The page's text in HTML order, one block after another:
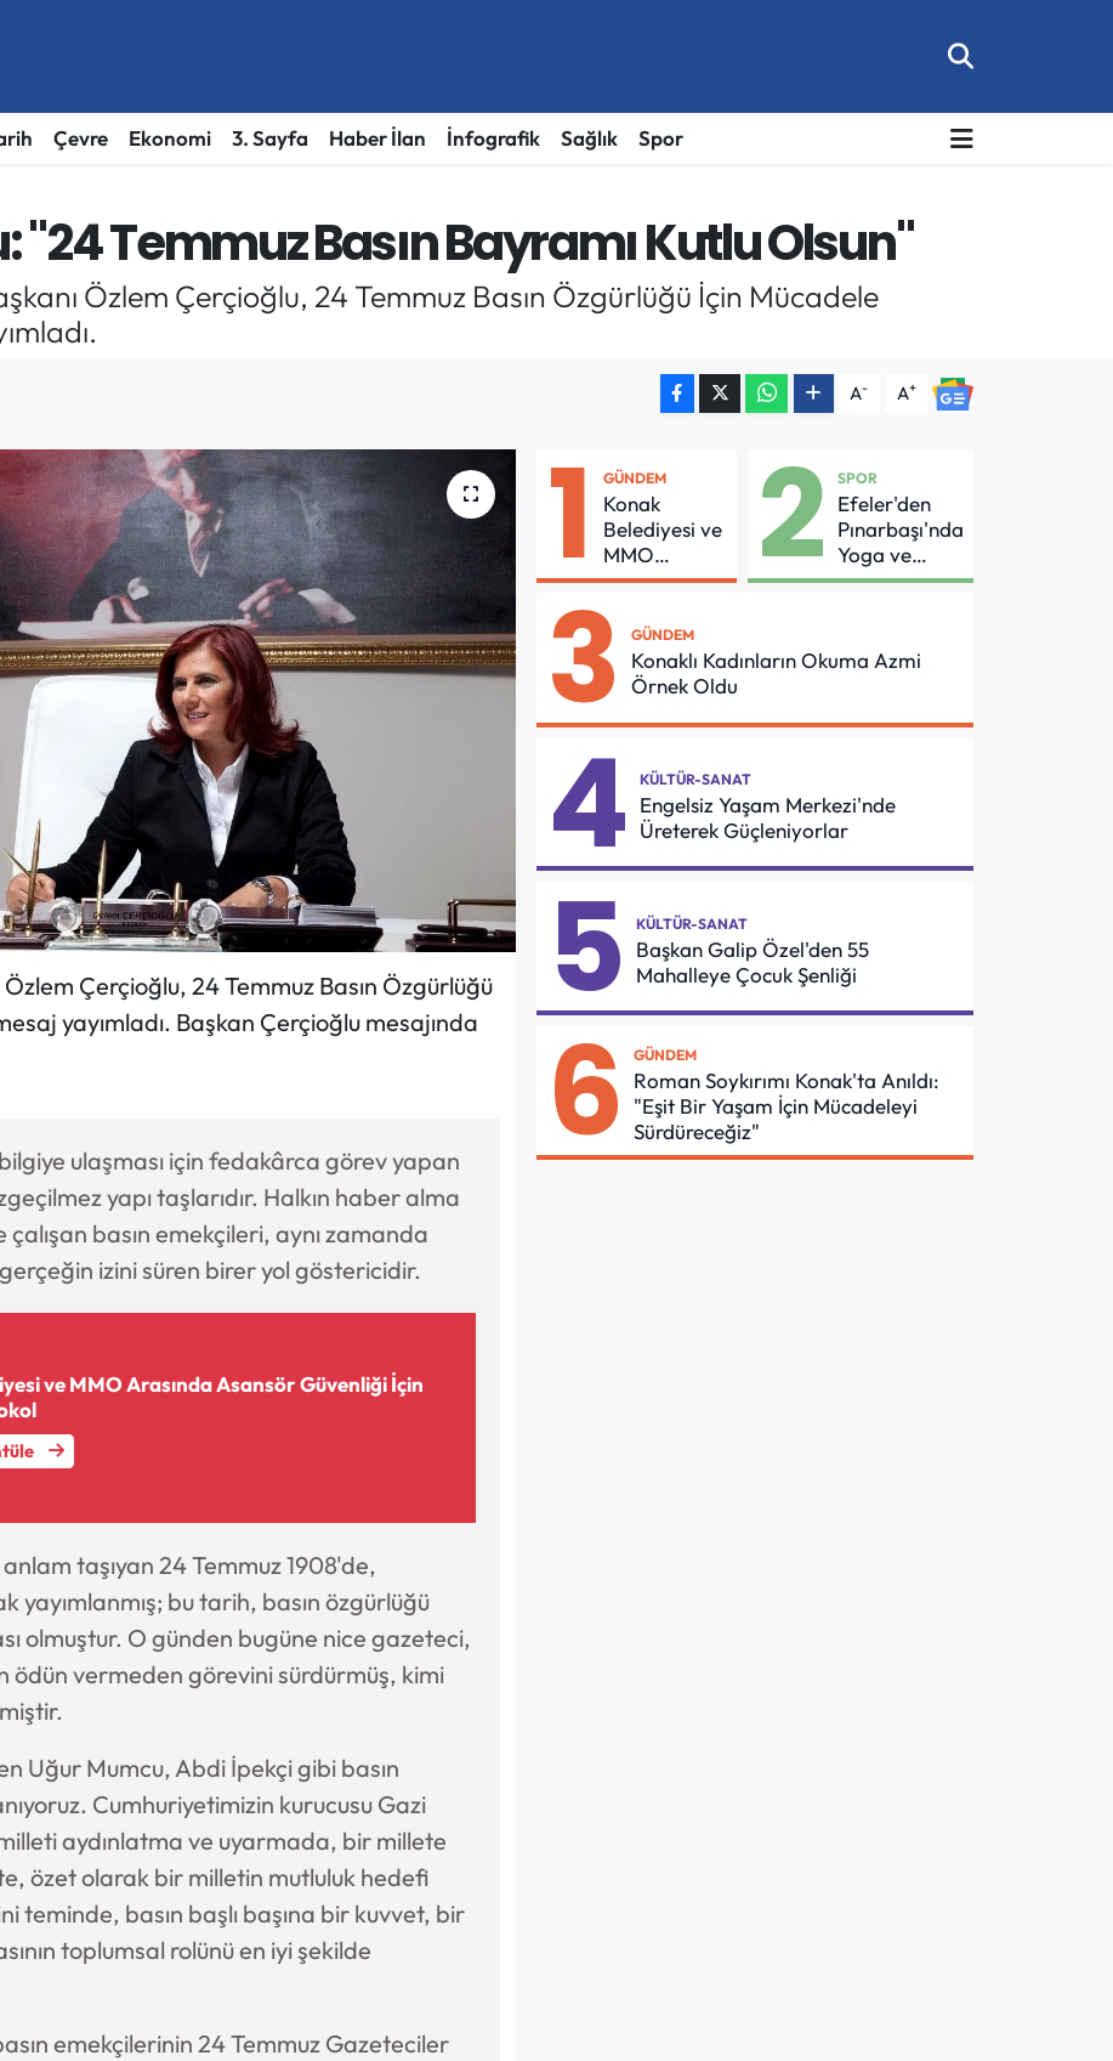
Çevre Ekonomi 3. Sayfa Haber İlan İnfografik Sağlık Spor
Temmuz Basın Bayramı Kutlu Olsun"
Özlem Çerçioğlu, 24 Temmuz Basın Özgürlüğü İçin Mücadele
A- A+
Çerçioğlu, 24 Temmuz Basın Özgürlüğü
yayımladı. Başkan Çerçioğlu mesajında
ulaşması için fedakârca görev yapan
yapı taşlarıdır. Halkın haber alma
basın emekçileri, aynı zamanda
izini süren birer yol göstericidir.
ve MMO Arasında Asansör Güvenliği İçin
taşıyan 24 Temmuz 1908'de,
yayımlanmış; bu tarih, basın özgürlüğü
olmuştur. O günden bugüne nice gazeteci,
vermeden görevini sürdürmüş, kimi
Uğur Mumcu, Abdi İpekçi gibi basın
Cumhuriyetimizin kurucusu Gazi
aydınlatma ve uyarmada, bir millete
özet olarak bir milletin mutluluk hedefi
basın başlı başına bir kuvvet, bir
toplumsal rolünü en iyi şekilde
emekçilerinin 24 Temmuz Gazeteciler
1 GÜNDEM
Konak
Belediyesi ve
MMO
Arasında
Güvenliği İçin
Önemli
Protokol
2 SPOR
Efeler'den
Pınarbaşı'nda
Yoga ve
Pilates
3 GÜNDEM
Konaklı Kadınların Okuma Azmi
Örnek Oldu
4 KÜLTÜR-SANAT
Engelsiz Yaşam Merkezi'nde
Üreterek Güçleniyorlar
5 KÜLTÜR-SANAT
Başkan Galip Özel'den 55
Mahalleye Çocuk Şenliği
6 GÜNDEM
Roman Soykırımı Konak'ta Anıldı:
"Eşit Bir Yaşam İçin Mücadeleyi
Sürdüreceğiz"